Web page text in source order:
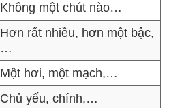
Không một chút nào…
Hơn rất nhiều, hơn một bậc,
…
Một hơi, một mạch,…
Chủ yếu, chính,…